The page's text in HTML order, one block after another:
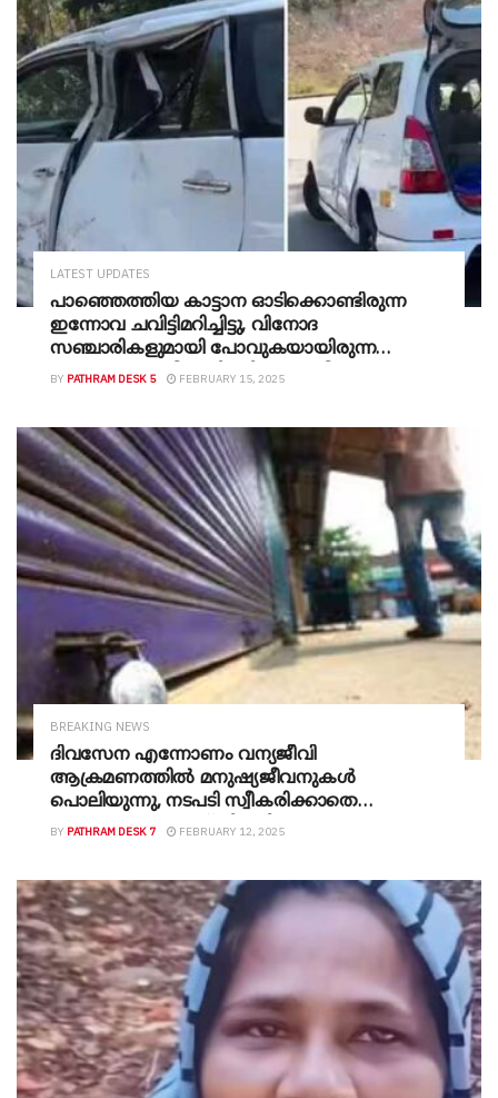
LATEST UPDATES
പാഞ്ഞെത്തിയ കാട്ടാന ഓടിക്കൊണ്ടിരുന്ന
ഇന്നോവ ചവിട്ടിമറിച്ചിട്ടു, വിനോദ
സഞ്ചാരികളുമായി പോവുകയായിരുന്ന
വാഹനം തലകീഴായി മറിഞ്ഞു, തീറ്റ
BY PATHRAM DESK 5 FEBRUARY 15, 2025
BREAKING NEWS
ദിവസേന എന്നോണം വന്യജീവി
ആക്രമണത്തില്‍ മനുഷ്യജീവനുകള്‍
പൊലിയുന്നു, നടപടി സ്വീകരിക്കാതെ
സര്‍ക്കാര്‍; വയനാട് ജില്ലയിൽ നാളെ
BY PATHRAM DESK 7 FEBRUARY 12, 2025